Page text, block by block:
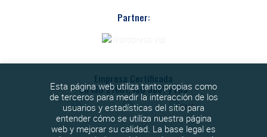
Partner:
Empresa Certificada
en ISO 27001, ISO 9001 y ENS
Esta página web utiliza tanto propias como
de terceros para medir la interacción de los
usuarios y estadísticas del sitio para
entender cómo se utiliza nuestra página
web y mejorar su calidad. La base legal es